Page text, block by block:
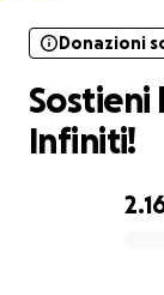
Donazioni
Sostieni
Infiniti!